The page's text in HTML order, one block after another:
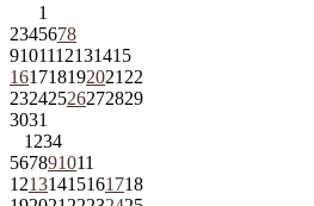
1
2345678
9101112131415
161718192021 22
23242526272829
3031
1 234
567891011
12131415161718